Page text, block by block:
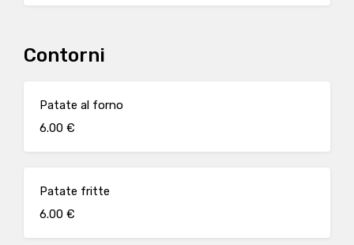
Contorni
Patate al forno
6.00 €
Patate fritte
6.00 €